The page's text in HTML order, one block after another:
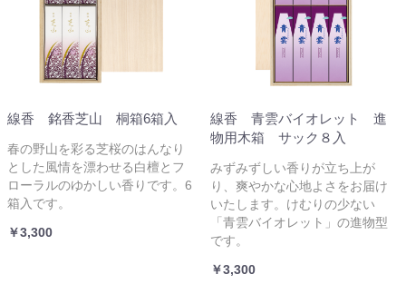
線香 銘香芝山 桐箱6箱入
春の野山を彩る芝桜のはんなり
とした風情を漂わせる白檀とフ
ローラルのゆかしい香りです。6
箱入です。
￥3,300
線香 青雲バイオレット 進
物用木箱 サック８入
みずみずしい香りが立ち上が
り、爽やかな心地よさをお届け
いたします。けむりの少ない
「青雲バイオレット」の進物型
です。
￥3,300